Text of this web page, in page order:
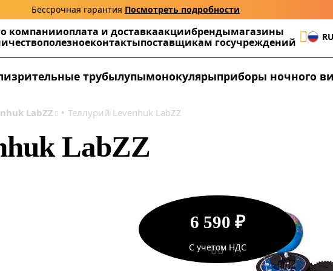
Бессрочная гарантия Посмотреть подробности
о компанииоплата и доставкаакциибрендымагазины
полезноеконтактыпоставщикам госучреждений RU
зрительные трубылупымонокулярыприборы ночного
LabZZ Теллурий Levenhuk LabZZ
LabZZ
6 590 ₽
С учетом НДС